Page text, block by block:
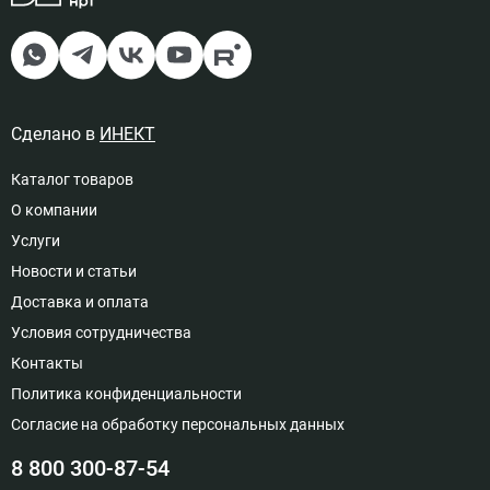
15
Подключение левый, Цвет
решетка рулонная - мербау
Доступно под заказ
16
анодирование
27 971 руб
Доступно под заказ
Подключение правый, Цвет
анодирование
Сделано в ИНЕКТ
Каталог товаров
О компании
Услуги
Новости и статьи
Доставка и оплата
Условия сотрудничества
Контакты
Политика конфиденциальности
Согласие на обработку персональных данных
8 800 300-87-54